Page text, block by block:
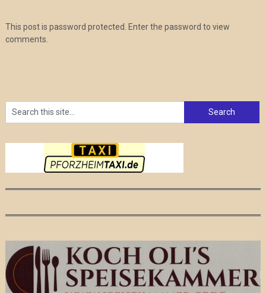
This post is password protected. Enter the password to view
comments.